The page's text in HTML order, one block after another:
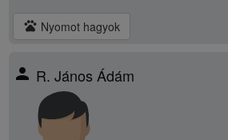
pets Nyomot hagyok
person R. János Ádám